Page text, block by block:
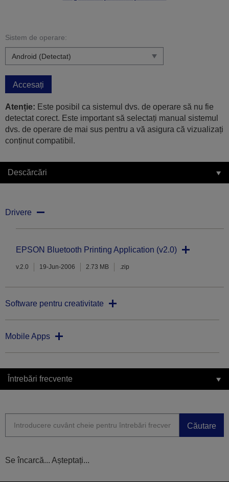
Sistem de operare:
Accesați
Atenție: Este posibil ca sistemul dvs. de operare să nu fie
detectat corect. Este important să selectați manual sistemul
dvs. de operare de mai sus pentru a vă asigura că vizualizați
conținut compatibil.
Descărcări
Drivere
EPSON Bluetooth Printing Application (v2.0)
v.2.0 19-Jun-2006 2.73 MB .zip
Software pentru creativitate
Mobile Apps
Întrebări frecvente
Căutare
Se încarcă... Așteptați...